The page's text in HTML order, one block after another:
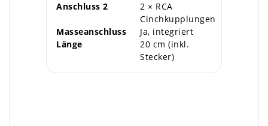
Anschluss 2
2 × RCA
Cinchkupplungen
Masseanschluss
Ja, integriert
Länge
20 cm (inkl.
Stecker)